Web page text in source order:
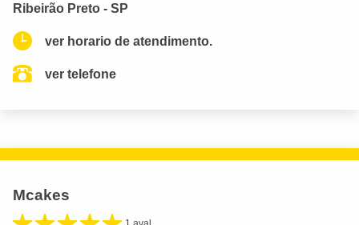
Ribeirão Preto - SP
ver horario de atendimento.
ver telefone
Mcakes